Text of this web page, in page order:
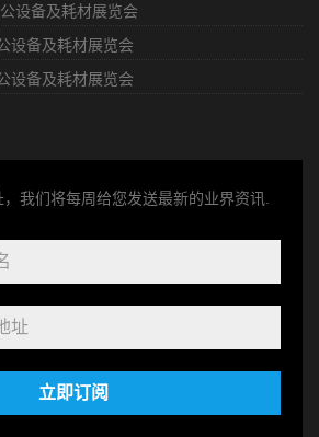
设备及耗材展览会
设备及耗材展览会
设备及耗材展览会
我们将每周给您发送最新的业界资讯.
立即订阅